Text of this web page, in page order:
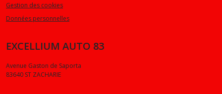
Gestion des cookies
Données personnelles
EXCELLIUM AUTO 83
Avenue Gaston de Saporta
83640 ST ZACHARIE